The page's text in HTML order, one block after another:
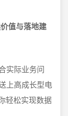
值与落地建
实际业务问
上高成长型电
轻松实现数据